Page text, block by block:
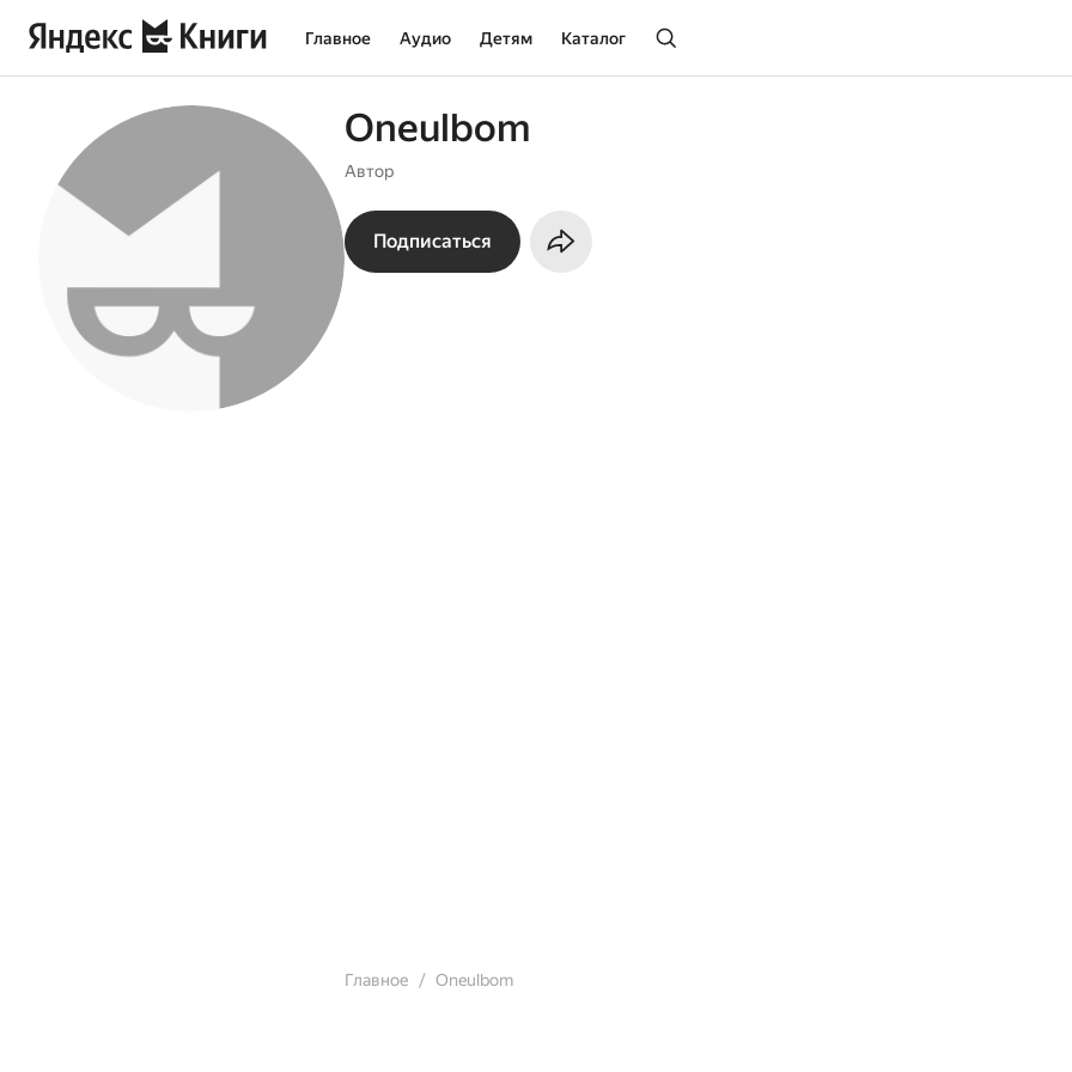
Главное Аудио Детям Каталог
Oneulbom
Автор
Подписаться
Главное Oneulbom